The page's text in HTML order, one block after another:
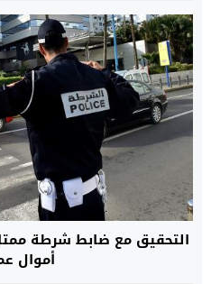
التحقيق مع ضابط شرطة
أموال